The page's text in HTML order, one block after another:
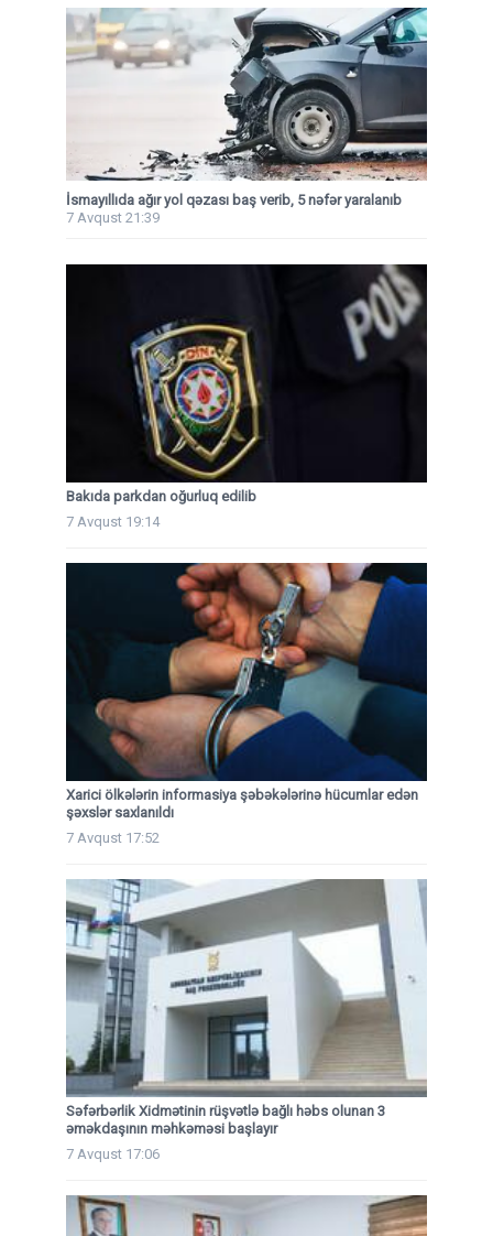
İsmayıllıda ağır yol qəzası baş verib, 5 nəfər yaralanıb
7 Avqust 21:39
Bakıda parkdan oğurluq edilib
7 Avqust 19:14
Xarici ölkələrin informasiya şəbəkələrinə hücumlar edən
şəxslər saxlanıldı
7 Avqust 17:52
Səfərbərlik Xidmətinin rüşvətlə bağlı həbs olunan 3
əməkdaşının məhkəməsi başlayır
7 Avqust 17:06